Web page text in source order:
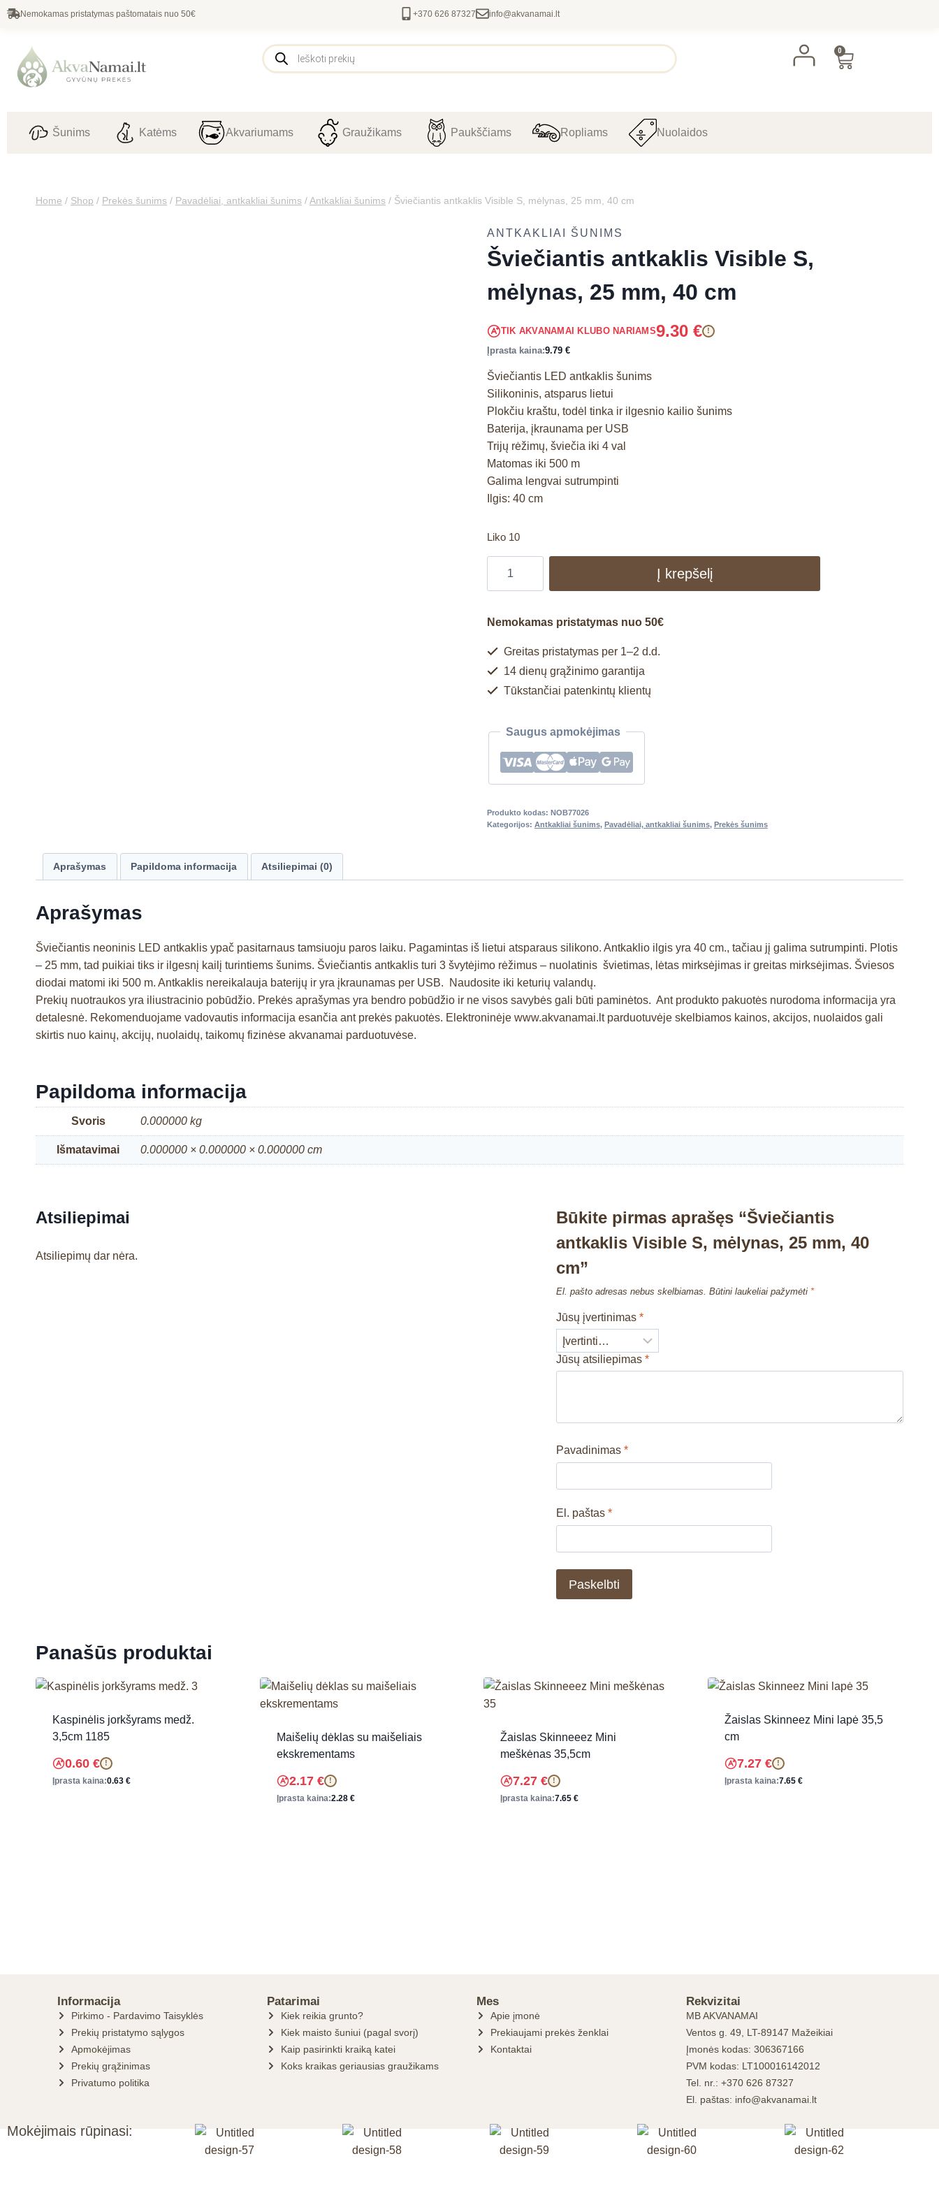
Nemokamas pristatymas paštomatais nuo 50€ +370 626 87327 info@akvanamai.lt
0
Šunims Katėms Akvariumams Graužikams Paukščiams Ropliams Nuolaidos
Home / Shop / Prekės šunims / Pavadėliai, antkakliai šunims / Antkakliai šunims / Šviečiantis antkaklis Visible S, mėlynas, 25 mm, 40 cm
ANTKAKLIAI ŠUNIMS
Šviečiantis antkaklis Visible S,
mėlynas, 25 mm, 40 cm
TIK AKVANAMAI KLUBO NARIAMS9.30 € !
Įprasta kaina:9.79 €
Šviečiantis LED antkaklis šunims
Silikoninis, atsparus lietui
Plokčiu kraštu, todėl tinka ir ilgesnio kailio šunims
Baterija, įkraunama per USB
Trijų rėžimų, šviečia iki 4 val
Matomas iki 500 m
Galima lengvai sutrumpinti
Ilgis: 40 cm
Liko 10
Į krepšelį
Nemokamas pristatymas nuo 50€
Greitas pristatymas per 1–2 d.d.
14 dienų grąžinimo garantija
Tūkstančiai patenkintų klientų
Saugus apmokėjimas
Produkto kodas: NOB77026
Kategorijos: Antkakliai šunims, Pavadėliai, antkakliai šunims, Prekės šunims
Aprašymas Papildoma informacija Atsiliepimai (0)
Aprašymas
Šviečiantis neoninis LED antkaklis ypač pasitarnaus tamsiuoju paros laiku. Pagamintas iš lietui atsparaus silikono. Antkaklio ilgis yra 40 cm., tačiau jį galima sutrumpinti. Plotis
– 25 mm, tad puikiai tiks ir ilgesnį kailį turintiems šunims. Šviečiantis antkaklis turi 3 švytėjimo rėžimus – nuolatinis švietimas, lėtas mirksėjimas ir greitas mirksėjimas. Šviesos
diodai matomi iki 500 m. Antkaklis nereikalauja baterijų ir yra įkraunamas per USB. Naudosite iki keturių valandų.
Prekių nuotraukos yra iliustracinio pobūdžio. Prekės aprašymas yra bendro pobūdžio ir ne visos savybės gali būti paminėtos. Ant produkto pakuotės nurodoma informacija yra
detalesnė. Rekomenduojame vadovautis informacija esančia ant prekės pakuotės. Elektroninėje www.akvanamai.lt parduotuvėje skelbiamos kainos, akcijos, nuolaidos gali
skirtis nuo kainų, akcijų, nuolaidų, taikomų fizinėse akvanamai parduotuvėse.
Papildoma informacija
Svoris 0.000000 kg
Išmatavimai 0.000000 × 0.000000 × 0.000000 cm
Atsiliepimai
Atsiliepimų dar nėra.
Būkite pirmas aprašęs “Šviečiantis
antkaklis Visible S, mėlynas, 25 mm, 40
cm”
El. pašto adresas nebus skelbiamas. Būtini laukeliai pažymėti *
Jūsų įvertinimas*
Jūsų atsiliepimas*
Pavadinimas*
El. paštas*
Panašūs produktai
Kaspinėlis jorkšyrams medž.
3,5cm 1185
0.60 € !
Įprasta kaina:0.63 €
Maišelių dėklas su maišeliais
ekskrementams
2.17 € !
Įprasta kaina:2.28 €
Žaislas Skinneeez Mini
meškėnas 35,5cm
7.27 € !
Įprasta kaina:7.65 €
Žaislas Skinneez Mini lapė 35,5
cm
7.27 € !
Įprasta kaina:7.65 €
Informacija
Pirkimo - Pardavimo Taisyklės
Prekių pristatymo sąlygos
Apmokėjimas
Prekių grąžinimas
Privatumo politika
Patarimai
Kiek reikia grunto?
Kiek maisto šuniui (pagal svorį)
Kaip pasirinkti kraiką katei
Koks kraikas geriausias graužikams
Mes
Apie įmonė
Prekiaujami prekės ženklai
Kontaktai
Rekvizitai
MB AKVANAMAI
Ventos g. 49, LT-89147 Mažeikiai
Įmonės kodas: 306367166
PVM kodas: LT100016142012
Tel. nr.: +370 626 87327
El. paštas: info@akvanamai.lt
Mokėjimais rūpinasi: